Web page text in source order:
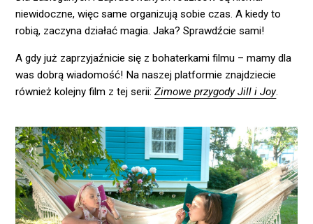
niewidoczne, więc same organizują sobie czas. A kiedy to
robią, zaczyna działać magia. Jaka? Sprawdźcie sami!
A gdy już zaprzyjaźnicie się z bohaterkami filmu – mamy dla
was dobrą wiadomość! Na naszej platformie znajdziecie
również kolejny film z tej serii:Zimowe przygody Jill i Joy.